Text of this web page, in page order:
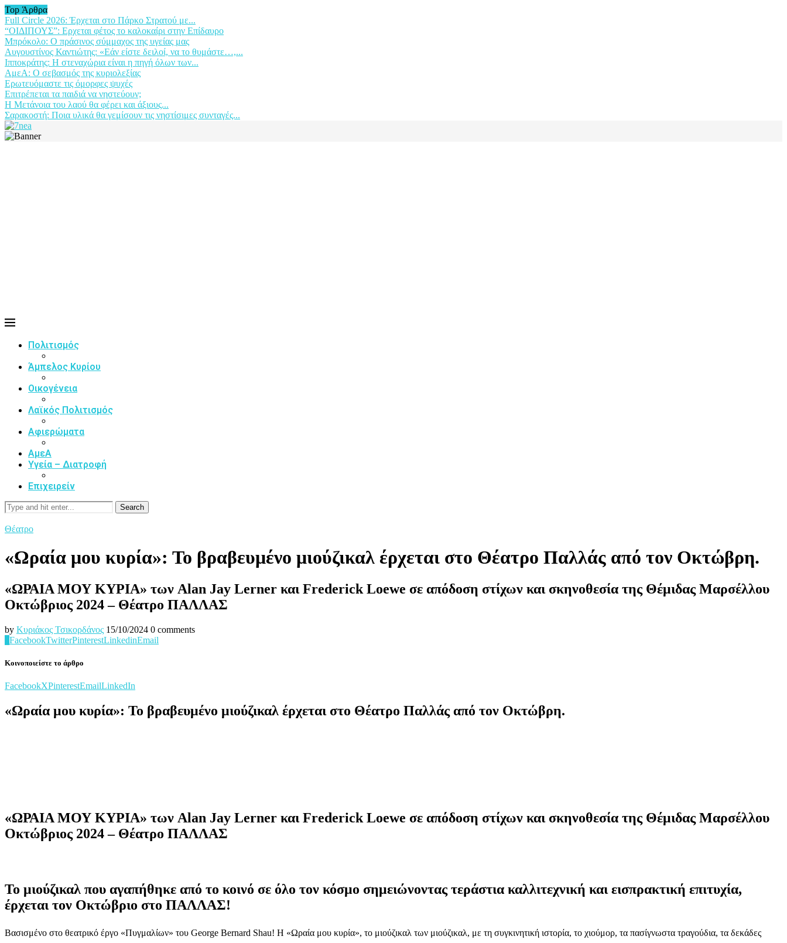
Top Άρθρα
Full Circle 2026: Έρχεται στο Πάρκο Στρατού με...
“ΟΙΔΙΠΟΥΣ”: Ερχεται φέτος το καλοκαίρι στην Επίδαυρο
Μπρόκολο: Ο πράσινος σύμμαχος της υγείας μας
Αυγουστίνος Καντιώτης: «Εάν είστε δειλοί, να το θυμάστε…,...
Ιπποκράτης: Η στεναχώρια είναι η πηγή όλων των...
ΑμεΑ: Ο σεβασμός της κυριολεξίας
Ερωτευόμαστε τις όμορφες ψυχές
Επιτρέπεται τα παιδιά να νηστεύουν;
Η Μετάνοια του λαού θα φέρει και άξιους...
Σαρακοστή: Ποια υλικά θα γεμίσουν τις νηστίσιμες συνταγές...
Πολιτισμός
Άμπελος Κυρίου
Οικογένεια
Λαϊκός Πολιτισμός
Αφιερώματα
ΑμεΑ
Υγεία – Διατροφή
Επιχειρείν
Search
Θέατρο
«Ωραία μου κυρία»: Το βραβευμένο μιούζικαλ έρχεται στο Θέατρο Παλλάς από τον Οκτώβρη.
«ΩΡΑΙΑ ΜΟΥ ΚΥΡΙΑ» των Alan Jay Lerner και Frederick Loewe σε απόδοση στίχων και σκηνοθεσία της Θέμιδας Μαρσέλλου
Οκτώβριος 2024 – Θέατρο ΠΑΛΛΑΣ
by Κυριάκος Τσικορδάνος 15/10/2024 0 comments
FacebookTwitterPinterestLinkedinEmail
Κοινοποιείστε το άρθρο
FacebookXPinterestEmailLinkedIn
«Ωραία μου κυρία»: Το βραβευμένο μιούζικαλ έρχεται στο Θέατρο Παλλάς από τον Οκτώβρη.
«ΩΡΑΙΑ ΜΟΥ ΚΥΡΙΑ» των Alan Jay Lerner και Frederick Loewe σε απόδοση στίχων και σκηνοθεσία της Θέμιδας Μαρσέλλου
Οκτώβριος 2024 – Θέατρο ΠΑΛΛΑΣ
Το μιούζικαλ που αγαπήθηκε από το κοινό σε όλο τον κόσμο σημειώνοντας τεράστια καλλιτεχνική και εισπρακτική επιτυχία,
έρχεται τον Οκτώβριο στο ΠΑΛΛΑΣ!
Βασισμένο στο θεατρικό έργο «Πυγμαλίων» του George Bernard Shau! Η «Ωραία μου κυρία», το μιούζικαλ των μιούζικαλ, με τη συγκινητική ιστορία, το χιούμορ, τα πασίγνωστα τραγούδια, τα δεκάδες